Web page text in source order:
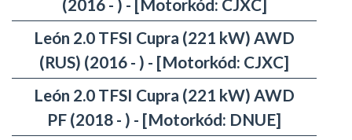
(2016 - ) - [Motorkód: CJXC]
León 2.0 TFSI Cupra (221 kW) AWD
(RUS) (2016 - ) - [Motorkód: CJXC]
León 2.0 TFSI Cupra (221 kW) AWD
PF (2018 - ) - [Motorkód: DNUE]